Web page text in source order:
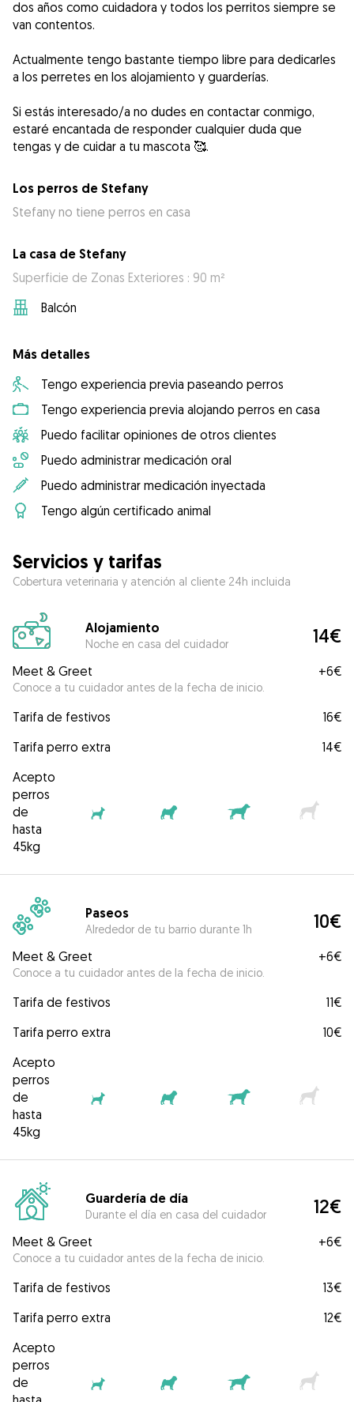
dos años como cuidadora y todos los perritos siempre se
van contentos.
Actualmente tengo bastante tiempo libre para dedicarles
a los perretes en los alojamiento y guarderías.
Si estás interesado/a no dudes en contactar conmigo,
estaré encantada de responder cualquier duda que
Los perros de Stefany
Stefany no tiene perros en casa
La casa de Stefany
Superficie de Zonas Exteriores : 90 m²
Balcón
Más detalles
Tengo experiencia previa paseando perros
Tengo experiencia previa alojando perros en casa
Puedo facilitar opiniones de otros clientes
Puedo administrar medicación oral
Puedo administrar medicación inyectada
Tengo algún certificado animal
Servicios y tarifas
Cobertura veterinaria y atención al cliente 24h incluida
Alojamiento
Noche en casa del cuidador 14€
Meet & Greet
Conoce a tu cuidador antes de la fecha de inicio.
+6€
Tarifa de festivos
16€
Tarifa perro extra
14€
Acepto
perros
de
hasta
45kg
Paseos
Alrededor de tu barrio durante 1h 10€
Meet & Greet
Conoce a tu cuidador antes de la fecha de inicio.
+6€
Tarifa de festivos
11€
Tarifa perro extra
10€
Acepto
perros
de
hasta
45kg
Guardería de día
Durante el día en casa del cuidador 12€
Meet & Greet
Conoce a tu cuidador antes de la fecha de inicio.
+6€
Tarifa de festivos
13€
Tarifa perro extra
12€
Acepto
perros
de